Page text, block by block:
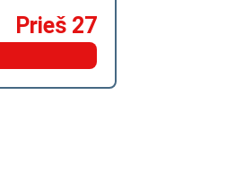
Prieš 27